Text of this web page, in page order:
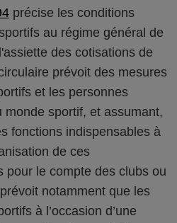
précise les conditions
au régime général de
des cotisations de
prévoit des mesures
et les personnes
monde sportif, et assumant,
fonctions indispensables à
de ces
pour le compte des clubs ou
notamment que les
à l’occasion d’une